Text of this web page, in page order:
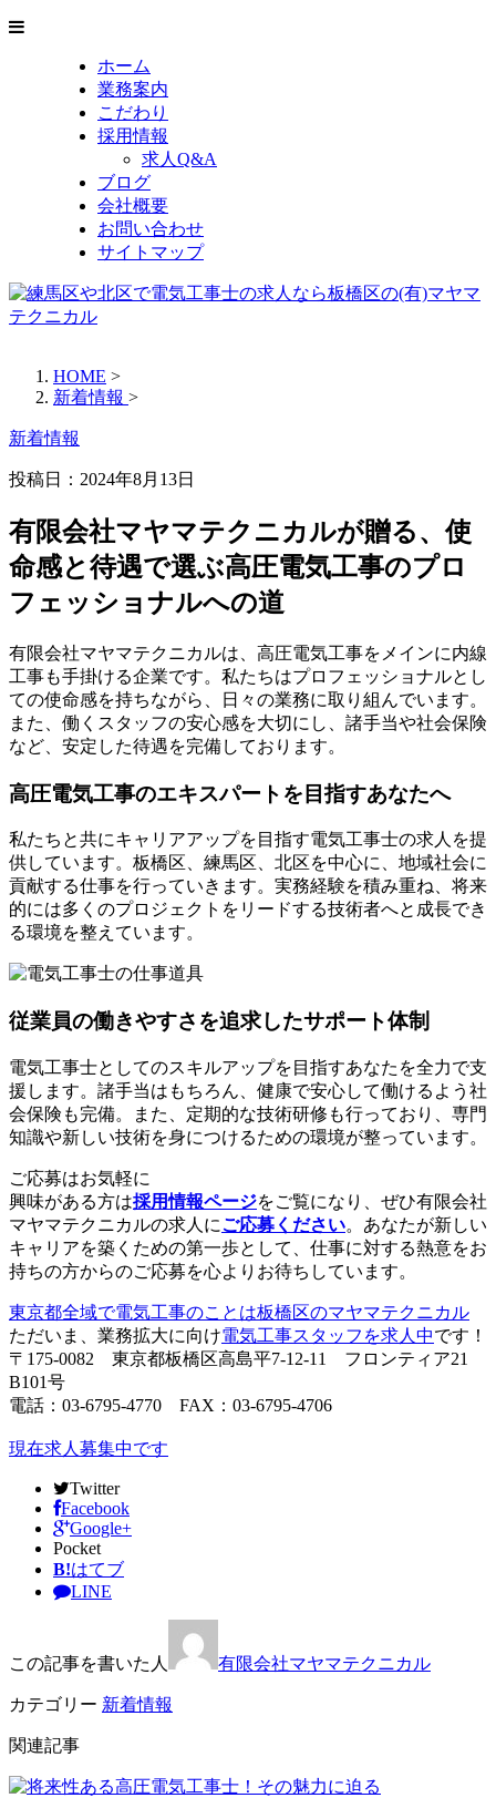
ホーム
業務案内
こだわり
採用情報
求人Q&A
ブログ
会社概要
お問い合わせ
サイトマップ
HOME >
新着情報 >
新着情報
投稿日： 2024年8月13日
有限会社マヤマテクニカルが贈る、使
命感と待遇で選ぶ高圧電気工事のプロ
フェッショナルへの道
有限会社マヤマテクニカルは、高圧電気工事をメインに内線
工事も手掛ける企業です。私たちはプロフェッショナルとし
ての使命感を持ちながら、日々の業務に取り組んでいます。
また、働くスタッフの安心感を大切にし、諸手当や社会保険
など、安定した待遇を完備しております。
高圧電気工事のエキスパートを目指すあなたへ
私たちと共にキャリアアップを目指す電気工事士の求人を提
供しています。板橋区、練馬区、北区を中心に、地域社会に
貢献する仕事を行っていきます。実務経験を積み重ね、将来
的には多くのプロジェクトをリードする技術者へと成長でき
る環境を整えています。
従業員の働きやすさを追求したサポート体制
電気工事士としてのスキルアップを目指すあなたを全力で支
援します。諸手当はもちろん、健康で安心して働けるよう社
会保険も完備。また、定期的な技術研修も行っており、専門
知識や新しい技術を身につけるための環境が整っています。
ご応募はお気軽に
興味がある方は採用情報ページをご覧になり、ぜひ有限会社
マヤマテクニカルの求人にご応募ください。あなたが新しい
キャリアを築くための第一歩として、仕事に対する熱意をお
持ちの方からのご応募を心よりお待ちしています。
東京都全域で電気工事のことは板橋区のマヤマテクニカル
ただいま、業務拡大に向け電気工事スタッフを求人中です！
〒175-0082 東京都板橋区高島平7-12-11 フロンティア21
B101号
電話：03-6795-4770 FAX：03-6795-4706
現在求人募集中です
Twitter
Facebook
Google+
Pocket
B!はてブ
LINE
この記事を書いた人 有限会社マヤマテクニカル
カテゴリー 新着情報
関連記事